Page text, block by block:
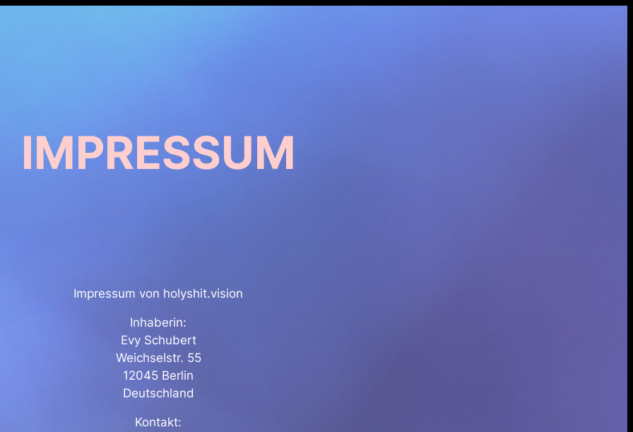
IMPRESSUM
Impressum von holyshit.vision
Inhaberin:
Evy Schubert
Weichselstr. 55
12045 Berlin
Deutschland
Kontakt: